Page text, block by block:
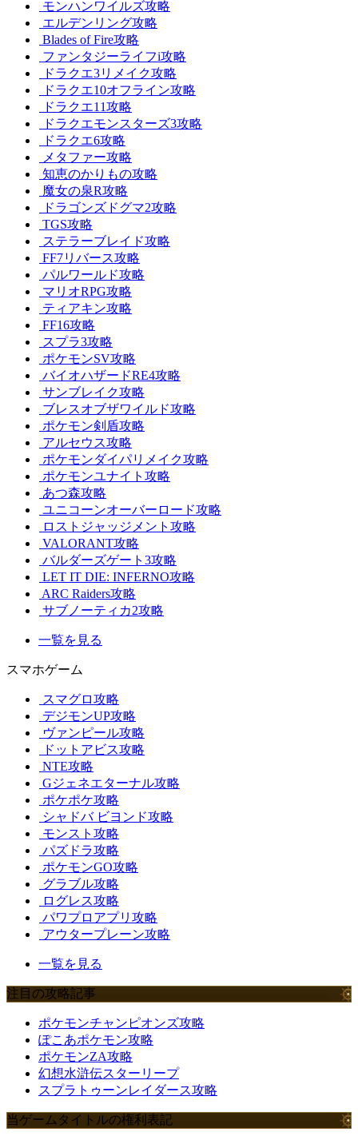
モンハンワイルズ攻略
エルデンリング攻略
Blades of Fire攻略
ファンタジーライフi攻略
ドラクエ3リメイク攻略
ドラクエ10オフライン攻略
ドラクエ11攻略
ドラクエモンスターズ3攻略
ドラクエ6攻略
メタファー攻略
知恵のかりもの攻略
魔女の泉R攻略
ドラゴンズドグマ2攻略
TGS攻略
ステラーブレイド攻略
FF7リバース攻略
パルワールド攻略
マリオRPG攻略
ティアキン攻略
FF16攻略
スプラ3攻略
ポケモンSV攻略
バイオハザードRE4攻略
サンブレイク攻略
ブレスオブザワイルド攻略
ポケモン剣盾攻略
アルセウス攻略
ポケモンダイパリメイク攻略
ポケモンユナイト攻略
あつ森攻略
ユニコーンオーバーロード攻略
ロストジャッジメント攻略
VALORANT攻略
バルダーズゲート3攻略
LET IT DIE: INFERNO攻略
ARC Raiders攻略
サブノーティカ2攻略
一覧を見る
スマホゲーム
スマグロ攻略
デジモンUP攻略
ヴァンピール攻略
ドットアビス攻略
NTE攻略
Gジェネエターナル攻略
ポケポケ攻略
シャドバ ビヨンド攻略
モンスト攻略
パズドラ攻略
ポケモンGO攻略
グラブル攻略
ログレス攻略
パワプロアプリ攻略
アウタープレーン攻略
一覧を見る
注目の攻略記事
ポケモンチャンピオンズ攻略
ぽこあポケモン攻略
ポケモンZA攻略
幻想水滸伝スターリープ
スプラトゥーンレイダース攻略
当ゲームタイトルの権利表記